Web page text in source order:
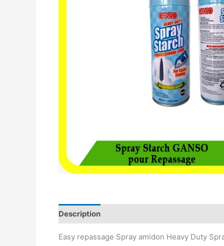
Description
Easy repassage Spray amidon Heavy Duty